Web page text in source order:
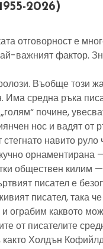
2026)
отговорност е
важният фактор.
Въобще този
Има средна ръка
почине,
нос и вадят от
навито руло
орнаментирана
обществен килим
писател е
писател, така
ограбим каквото
от писателите
както Холдън